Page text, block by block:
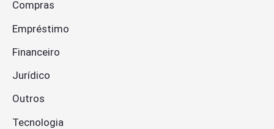
Compras
Empréstimo
Financeiro
Jurídico
Outros
Tecnologia